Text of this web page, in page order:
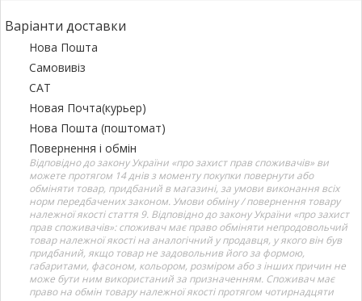
Варіанти доставки
Нова Пошта
Самовивіз
САТ
Новая Почта(курьер)
Нова Пошта (поштомат)
Повернення і обмін
Відповідно до закону України «про захист прав споживачів» ви
можете протягом 14 днів з моменту покупки повернути або
обміняти товар, придбаний в магазині, за умови виконання всіх
норм передбачених законом. Умови обміну / повернення товару
належної якості стаття 9. Відповідно до закону України «про захист
прав споживачів»: споживач має право обміняти непродовольчий
товар належної якості на аналогічний у продавця, у якого він був
придбаний, якщо товар не задовольнив його за формою,
габаритами, фасоном, кольором, розміром або з інших причин не
може бути ним використаний за призначенням. Споживач має
право на обмін товару належної якості протягом чотирнадцяти